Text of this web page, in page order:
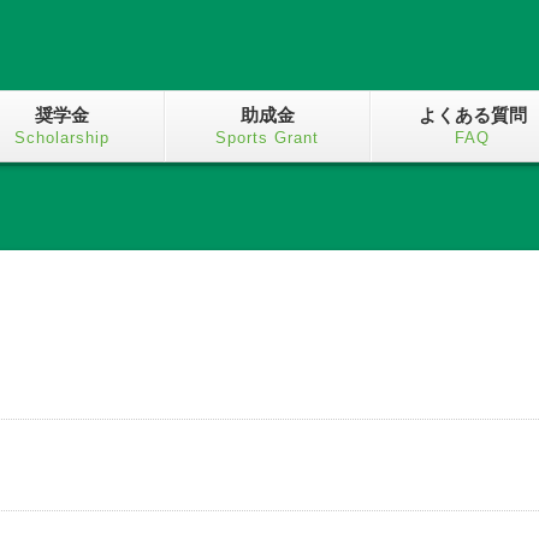
奨学金
Scholarship
助成金
Sports Grant
よくある質問
FAQ